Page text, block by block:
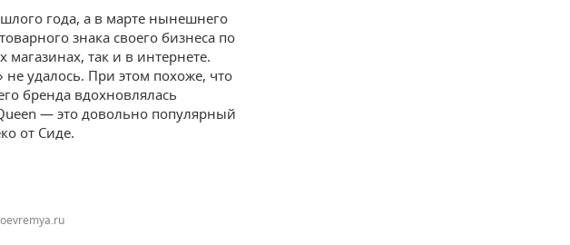
года, а в марте нынешнего
знака своего бизнеса по
так и в интернете.
удалось. При этом похоже, что
бренда вдохновлялась
— это довольно популярный
от Сиде.